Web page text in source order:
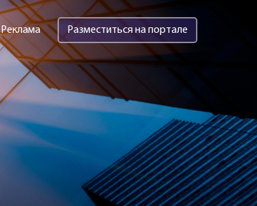
Реклама Разместиться на портале